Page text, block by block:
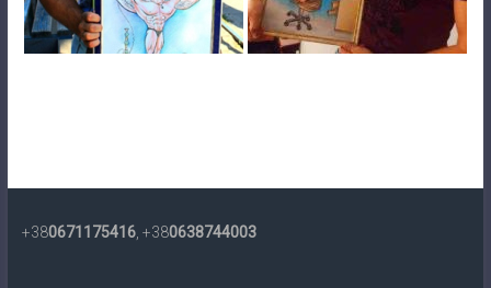
+380671175416, +380638744003